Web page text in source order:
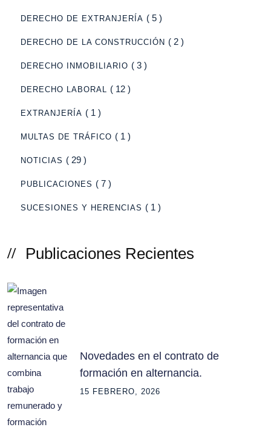
DERECHO DE EXTRANJERÍA ( 5 )
DERECHO DE LA CONSTRUCCIÓN ( 2 )
DERECHO INMOBILIARIO ( 3 )
DERECHO LABORAL ( 12 )
EXTRANJERÍA ( 1 )
MULTAS DE TRÁFICO ( 1 )
NOTICIAS ( 29 )
PUBLICACIONES ( 7 )
SUCESIONES Y HERENCIAS ( 1 )
Publicaciones Recientes
Novedades en el contrato de
formación en alternancia.
15 FEBRERO, 2026